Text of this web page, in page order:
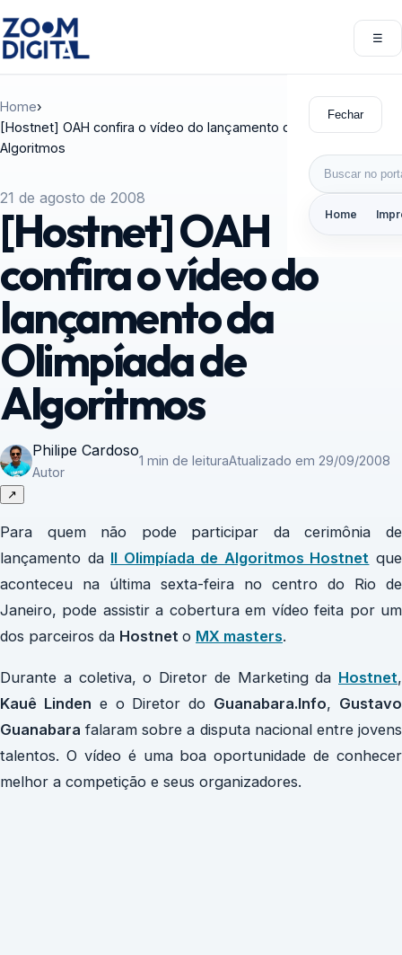
☰
Fechar
Buscar por:
Home
Home›
[Hostnet] OAH confira o vídeo do lançamento da Olimpíada de
Algoritmos
21 de agosto de 2008
[Hostnet] OAH
confira o vídeo do
lançamento da
Olimpíada de
Algoritmos
Philipe Cardoso
Autor
1 min de leituraAtualizado em 29/09/2008
↗
Para quem não pode participar da cerimônia de
lançamento da II Olimpíada de Algoritmos Hostnet que
aconteceu na última sexta-feira no centro do Rio de
Janeiro, pode assistir a cobertura em vídeo feita por um
dos parceiros da Hostnet o MX masters.
Durante a coletiva, o Diretor de Marketing da Hostnet,
Kauê Linden e o Diretor do Guanabara.Info, Gustavo
Guanabara falaram sobre a disputa nacional entre jovens
talentos. O vídeo é uma boa oportunidade de conhecer
melhor a competição e seus organizadores.